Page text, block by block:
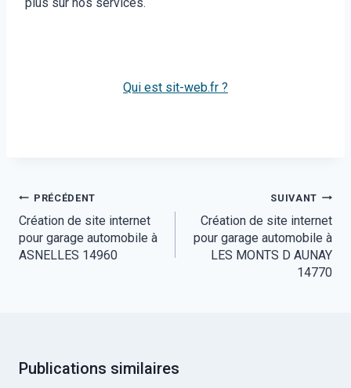
Qui est sit-web.fr ?
Navigation
de
l’article
PRÉCÉDENT
Création de site internet
pour garage automobile à
ASNELLES 14960
SUIVANT
Création de site internet
pour garage automobile à
LES MONTS D AUNAY
14770
Publications similaires